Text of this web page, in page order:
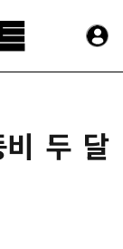
비 두 달